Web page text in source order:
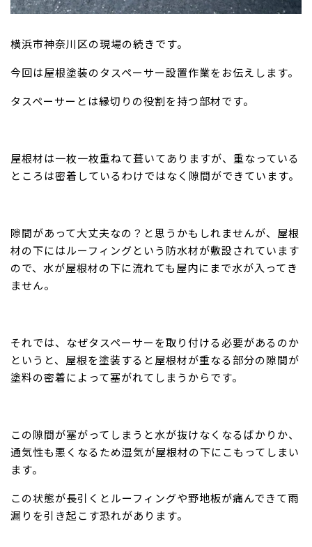
横浜市神奈川区の現場の続きです。
今回は屋根塗装のタスペーサー設置作業をお伝えします。
タスペーサーとは縁切りの役割を持つ部材です。
屋根材は一枚一枚重ねて葺いてありますが、重なっている
ところは密着しているわけではなく隙間ができています。
隙間があって大丈夫なの？と思うかもしれませんが、屋根
材の下にはルーフィングという防水材が敷設されています
ので、水が屋根材の下に流れても屋内にまで水が入ってき
ません。
それでは、なぜタスペーサーを取り付ける必要があるのか
というと、屋根を塗装すると屋根材が重なる部分の隙間が
塗料の密着によって塞がれてしまうからです。
この隙間が塞がってしまうと水が抜けなくなるばかりか、
通気性も悪くなるため湿気が屋根材の下にこもってしまい
ます。
この状態が長引くとルーフィングや野地板が痛んできて雨
漏りを引き起こす恐れがあります。